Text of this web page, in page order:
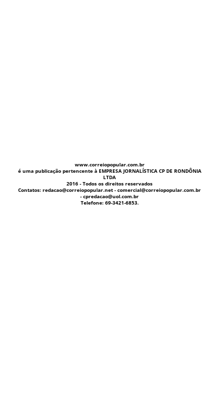
www.correiopopular.com.br
é uma publicação pertencente à EMPRESA JORNALÍSTICA CP DE RONDÔNIA
LTDA
2016 - Todos os direitos reservados
Contatos: redacao@correiopopular.net - comercial@correiopopular.com.br
- cpredacao@uol.com.br
Telefone: 69-3421-6853.